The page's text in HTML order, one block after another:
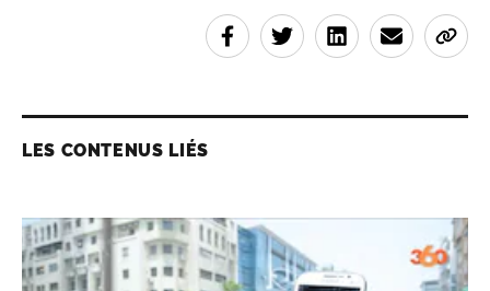
LES CONTENUS LIÉS